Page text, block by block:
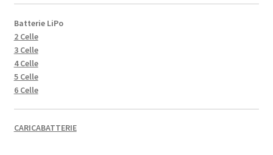
Batterie LiPo
2 Celle
3 Celle
4 Celle
5 Celle
6 Celle
CARICABATTERIE